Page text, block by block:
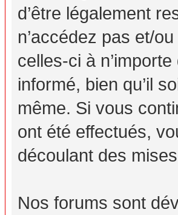
d’être légalement
n’accédez pas et/
celles-ci à
informé, bien qu’il
même. Si vous
ont été effectués,
découlant des
Nos forums sont